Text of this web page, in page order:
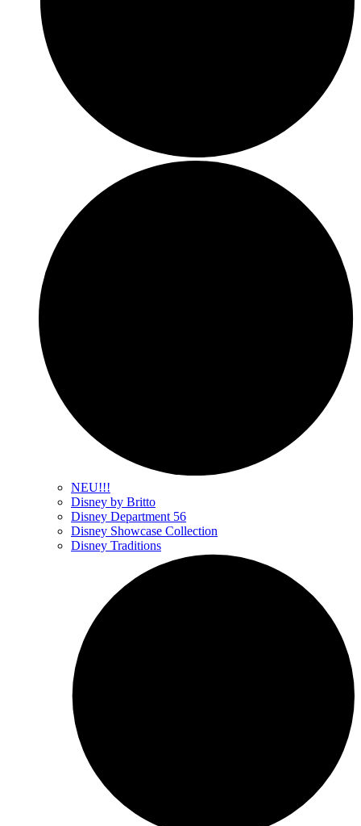
NEU!!!
Disney by Britto
Disney Department 56
Disney Showcase Collection
Disney Traditions